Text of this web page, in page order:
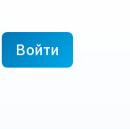
Войти